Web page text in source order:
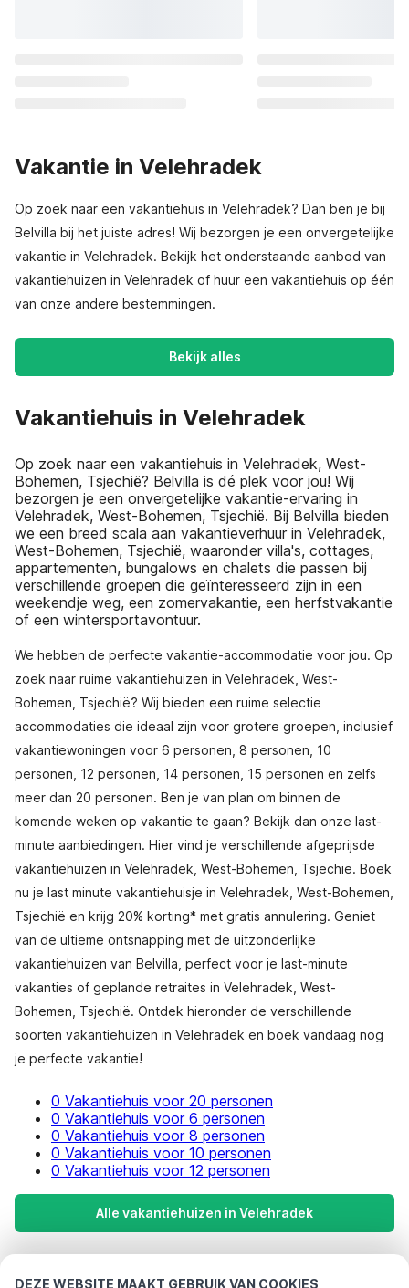
DEZE WEBSITE MAAKT GEBRUIK VAN COOKIES
Vakantie in Velehradek
Op zoek naar een vakantiehuis in Velehradek? Dan ben je bij
Belvilla bij het juiste adres! Wij bezorgen je een onvergetelijke
vakantie in Velehradek. Bekijk het onderstaande aanbod van
vakantiehuizen in Velehradek of huur een vakantiehuis op één
van onze andere bestemmingen.
Bekijk alles
Vakantiehuis in Velehradek
Op zoek naar een vakantiehuis in Velehradek, West-
Bohemen, Tsjechië? Belvilla is dé plek voor jou! Wij
bezorgen je een onvergetelijke vakantie-ervaring in
Velehradek, West-Bohemen, Tsjechië. Bij Belvilla bieden
we een breed scala aan vakantieverhuur in Velehradek,
West-Bohemen, Tsjechië, waaronder villa's, cottages,
appartementen, bungalows en chalets die passen bij
verschillende groepen die geïnteresseerd zijn in een
weekendje weg, een zomervakantie, een herfstvakantie
of een wintersportavontuur.
We hebben de perfecte vakantie-accommodatie voor jou. Op
zoek naar ruime vakantiehuizen in Velehradek, West-
Bohemen, Tsjechië? Wij bieden een ruime selectie
accommodaties die ideaal zijn voor grotere groepen, inclusief
vakantiewoningen voor 6 personen, 8 personen, 10
personen, 12 personen, 14 personen, 15 personen en zelfs
meer dan 20 personen. Ben je van plan om binnen de
komende weken op vakantie te gaan? Bekijk dan onze last-
minute aanbiedingen. Hier vind je verschillende afgeprijsde
vakantiehuizen in Velehradek, West-Bohemen, Tsjechië. Boek
nu je last minute vakantiehuisje in Velehradek, West-Bohemen,
Tsjechië en krijg 20% korting* met gratis annulering. Geniet
van de ultieme ontsnapping met de uitzonderlijke
vakantiehuizen van Belvilla, perfect voor je last-minute
vakanties of geplande retraites in Velehradek, West-
Bohemen, Tsjechië. Ontdek hieronder de verschillende
soorten vakantiehuizen in Velehradek en boek vandaag nog
je perfecte vakantie!
0 Vakantiehuis voor 20 personen
0 Vakantiehuis voor 6 personen
0 Vakantiehuis voor 8 personen
0 Vakantiehuis voor 10 personen
0 Vakantiehuis voor 12 personen
Alle vakantiehuizen in Velehradek
Meest populaire bestemmingen voor